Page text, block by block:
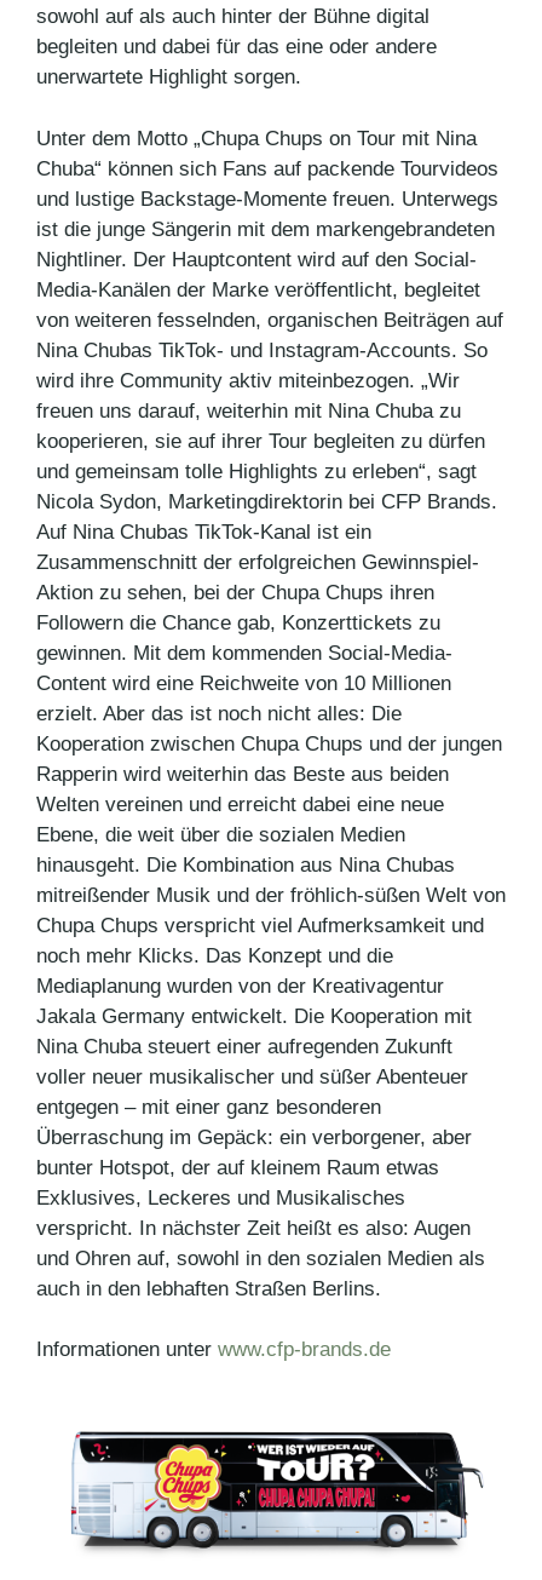
sowohl auf als auch hinter der Bühne digital
begleiten und dabei für das eine oder andere
unerwartete Highlight sorgen.
Unter dem Motto „Chupa Chups on Tour mit Nina
Chuba“ können sich Fans auf packende Tourvideos
und lustige Backstage-Momente freuen. Unterwegs
ist die junge Sängerin mit dem markengebrandeten
Nightliner. Der Hauptcontent wird auf den Social-
Media-Kanälen der Marke veröffentlicht, begleitet
von weiteren fesselnden, organischen Beiträgen auf
Nina Chubas TikTok- und Instagram-Accounts. So
wird ihre Community aktiv miteinbezogen. „Wir
freuen uns darauf, weiterhin mit Nina Chuba zu
kooperieren, sie auf ihrer Tour begleiten zu dürfen
und gemeinsam tolle Highlights zu erleben“, sagt
Nicola Sydon, Marketingdirektorin bei CFP Brands.
Auf Nina Chubas TikTok-Kanal ist ein
Zusammenschnitt der erfolgreichen Gewinnspiel-
Aktion zu sehen, bei der Chupa Chups ihren
Followern die Chance gab, Konzerttickets zu
gewinnen. Mit dem kommenden Social-Media-
Content wird eine Reichweite von 10 Millionen
erzielt. Aber das ist noch nicht alles: Die
Kooperation zwischen Chupa Chups und der jungen
Rapperin wird weiterhin das Beste aus beiden
Welten vereinen und erreicht dabei eine neue
Ebene, die weit über die sozialen Medien
hinausgeht. Die Kombination aus Nina Chubas
mitreißender Musik und der fröhlich-süßen Welt von
Chupa Chups verspricht viel Aufmerksamkeit und
noch mehr Klicks. Das Konzept und die
Mediaplanung wurden von der Kreativagentur
Jakala Germany entwickelt. Die Kooperation mit
Nina Chuba steuert einer aufregenden Zukunft
voller neuer musikalischer und süßer Abenteuer
entgegen – mit einer ganz besonderen
Überraschung im Gepäck: ein verborgener, aber
bunter Hotspot, der auf kleinem Raum etwas
Exklusives, Leckeres und Musikalisches
verspricht. In nächster Zeit heißt es also: Augen
und Ohren auf, sowohl in den sozialen Medien als
auch in den lebhaften Straßen Berlins.
Informationen unter www.cfp-brands.de